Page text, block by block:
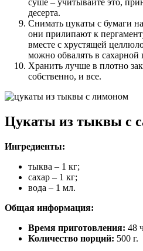
суше – учитывайте это,
десерта.
Снимать цукаты с бумаги
они прилипают к
вместе с хрустящей
можно обвалять в сахарной
Хранить лучше в плотно
собственно, и все.
Цукаты из тыквы с
Ингредиенты:
тыква – 1 кг;
сахар – 1 кг;
вода – 1 мл.
Общая информация:
Время приготовления: 48
Количество порций: 500 г.